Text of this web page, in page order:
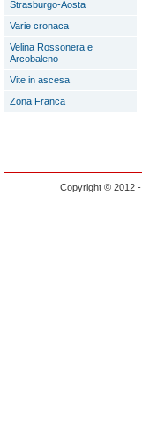
Strasburgo-Aosta
Varie cronaca
Velina Rossonera e
Arcobaleno
Vite in ascesa
Zona Franca
Copyright © 2012